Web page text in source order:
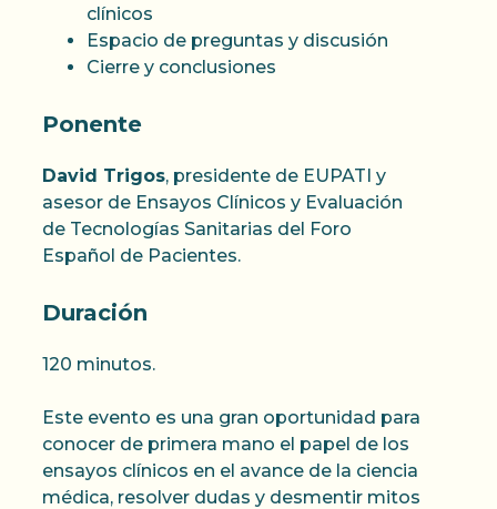
clínicos
Espacio de preguntas y discusión
Cierre y conclusiones
Ponente
David Trigos, presidente de EUPATI y
asesor de Ensayos Clínicos y Evaluación
de Tecnologías Sanitarias del Foro
Español de Pacientes.
Duración
120 minutos.
Este evento es una gran oportunidad para
conocer de primera mano el papel de los
ensayos clínicos en el avance de la ciencia
médica, resolver dudas y desmentir mitos